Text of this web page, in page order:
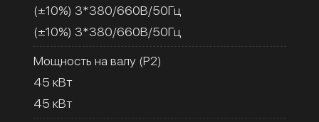
(±10%) 3*380/660В/50Гц
(±10%) 3*380/660В/50Гц
Мощность на валу (Р2)
45 кВт
45 кВт